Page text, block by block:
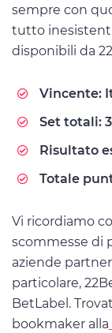
sempre con
tutto
disponibili da
Vincente:
Set totali:
Risultato
Totale
Vi ricordiamo
scommesse di
aziende
particolare,
BetLabel.
bookmaker alla